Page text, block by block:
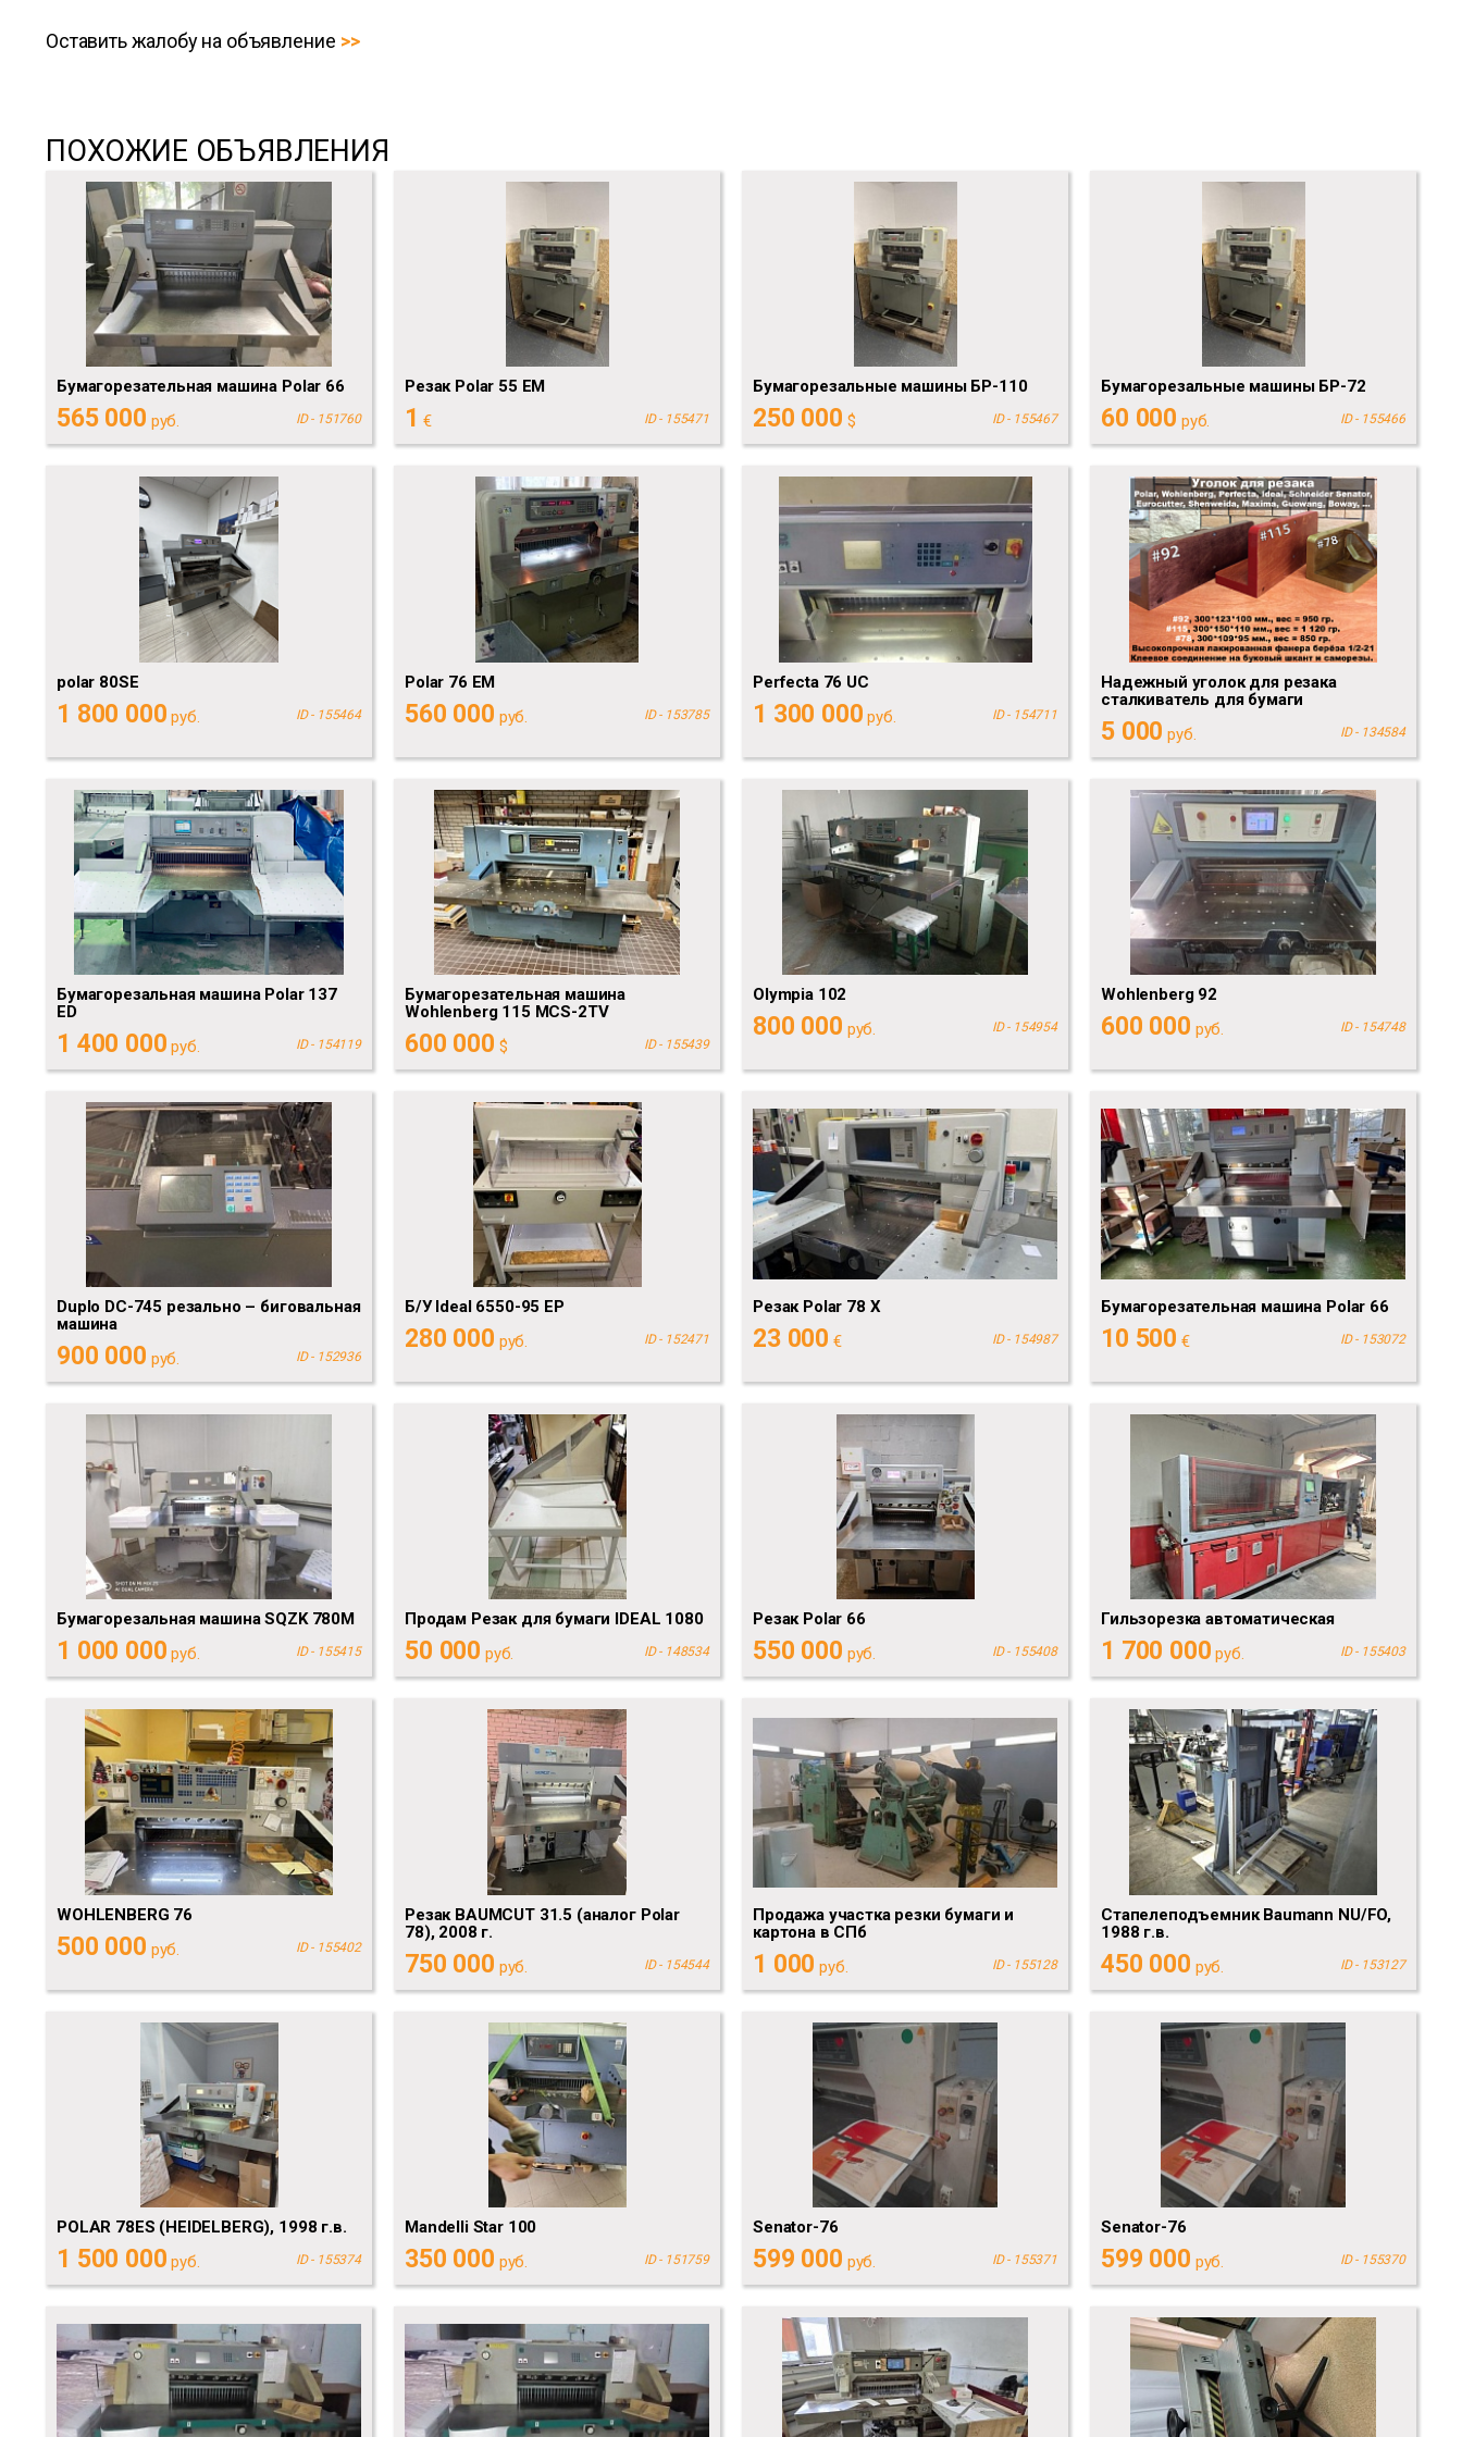
Оставить жалобу на объявление
ПОХОЖИЕ ОБЪЯВЛЕНИЯ
Бумагорезательная машина Polar 66
565 000 руб. ID - 151760
Резак Polar 55 EM
1 € ID - 155471
Бумагорезальные машины БР-110
250 000 $ ID - 155467
Бумагорезальные машины БР-72
60 000 руб. ID - 155466
polar 80SE
1 800 000 руб. ID - 155464
Polar 76 EM
560 000 руб. ID - 153785
Perfecta 76 UC
1 300 000 руб. ID - 154711
Надежный уголок для резака
сталкиватель для бумаги
5 000 руб. ID - 134584
Бумагорезальная машина Polar 137
ED
1 400 000 руб. ID - 154119
Бумагорезательная машина
Wohlenberg 115 MCS-2TV
600 000 $ ID - 155439
Olympia 102
800 000 руб. ID - 154954
Wohlenberg 92
600 000 руб. ID - 154748
Duplo DC-745 резально – биговальная
машина
900 000 руб. ID - 152936
Б/У Ideal 6550-95 EP
280 000 руб. ID - 152471
Резак Polar 78 X
23 000 € ID - 154987
Бумагорезательная машина Polar 66
10 500 € ID - 153072
Бумагорезальная машина SQZK 780M
1 000 000 руб. ID - 155415
Продам Резак для бумаги IDEAL 1080
50 000 руб. ID - 148534
Резак Polar 66
550 000 руб. ID - 155408
Гильзорезка автоматическая
1 700 000 руб. ID - 155403
WOHLENBERG 76
500 000 руб. ID - 155402
Резак BAUMCUT 31.5 (аналог Polar
78), 2008 г.
750 000 руб. ID - 154544
Продажа участка резки бумаги и
картона в СПб
1 000 руб. ID - 155128
Стапелеподъемник Baumann NU/FO,
1988 г.в.
450 000 руб. ID - 153127
POLAR 78ES (HEIDELBERG), 1998 г.в.
1 500 000 руб. ID - 155374
Mandelli Star 100
350 000 руб. ID - 151759
Senator-76
599 000 руб. ID - 155371
Senator-76
599 000 руб. ID - 155370